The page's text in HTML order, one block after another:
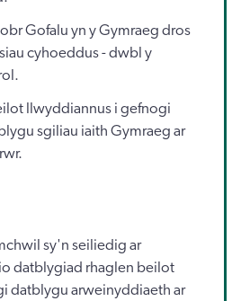
Gofalu yn y Gymraeg dros
cyhoeddus - dwbl y
llwyddiannus i gefnogi
sgiliau iaith Gymraeg ar
sy'n seiliedig ar
datblygiad rhaglen beilot
datblygu arweinyddiaeth ar